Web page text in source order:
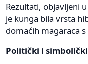
Rezultati, objavljeni
je kunga bila vrsta
domaćih magaraca
Politički i